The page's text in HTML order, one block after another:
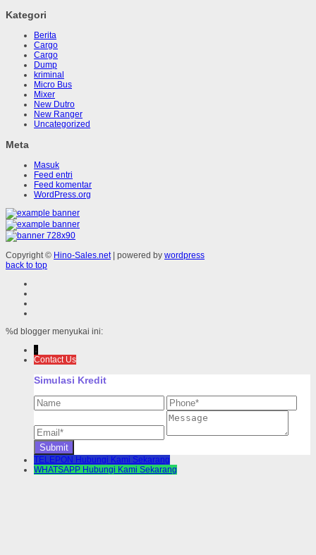
Kategori
Berita
Cargo
Cargo
Dump
kriminal
Micro Bus
Mixer
New Dutro
New Ranger
Uncategorized
Meta
Masuk
Feed entri
Feed komentar
WordPress.org
Copyright © Hino-Sales.net| powered by wordpress
back to top
%d blogger menyukai ini:
↓
Contact Us
Simulasi Kredit
TELEPON Hubungi Kami Sekarang
WHATSAPP Hubungi Kami Sekarang